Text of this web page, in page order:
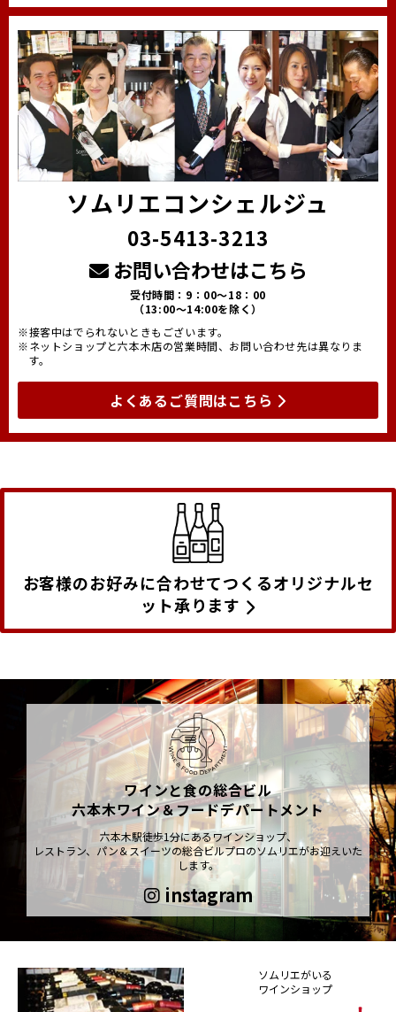
ソムリエコンシェルジュ
03-5413-3213
お問い合わせはこちら
受付時間：9：00～18：00
（13:00～14:00を除く）
※接客中はでられないときもございます。
※ネットショップと六本木店の営業時間、お問い合わせ先は異なりま
す。
よくあるご質問はこちら
お客様のお好みに合わせてつくるオリジナルセ
ット承ります
ワインと食の総合ビル
六本木ワイン＆フードデパートメント
六本木駅徒歩1分にあるワインショップ、
レストラン、パン＆スイーツの総合ビルプロのソムリエがお迎えいた
します。
instagram
ソムリエがいる
ワインショップ